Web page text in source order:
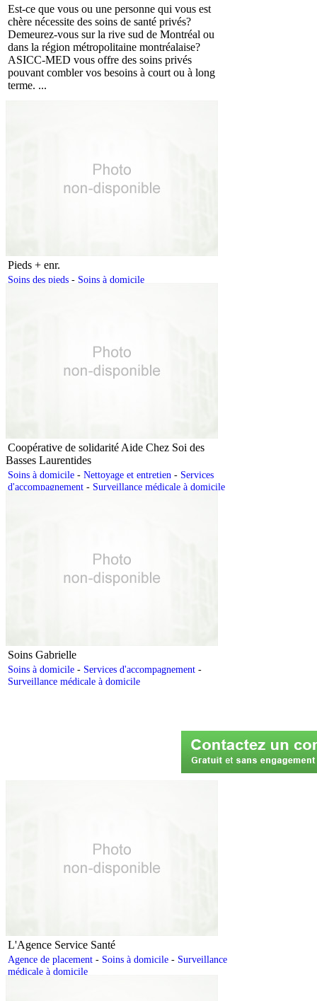
Est-ce que vous ou une personne qui vous est
chère nécessite des soins de santé privés?
Demeurez-vous sur la rive sud de Montréal ou
dans la région métropolitaine montréalaise?
ASICC-MED vous offre des soins privés
pouvant combler vos besoins à court ou à long
terme. ...
Pieds + enr.
Soins des pieds - Soins à domicile
Coopérative de solidarité Aide Chez Soi des
Basses Laurentides
Soins à domicile - Nettoyage et entretien - Services
d'accompagnement - Surveillance médicale à domicile
Soins Gabrielle
Soins à domicile - Services d'accompagnement -
Surveillance médicale à domicile
L'Agence Service Santé
Agence de placement - Soins à domicile - Surveillance
médicale à domicile